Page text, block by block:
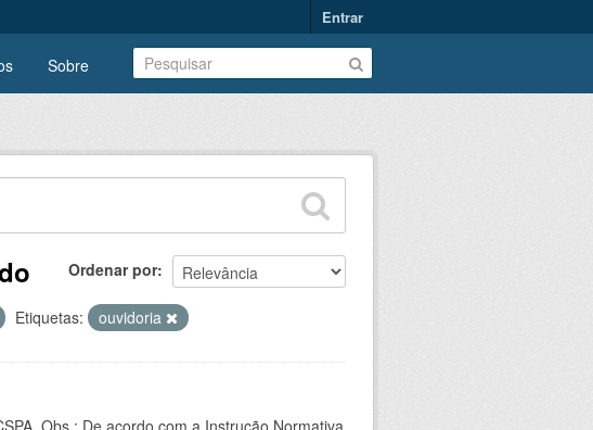
Entrar
Sobre
Ordenar por
Etiquetas: ouvidoria
Obs.: De acordo com a Instrução Normativa